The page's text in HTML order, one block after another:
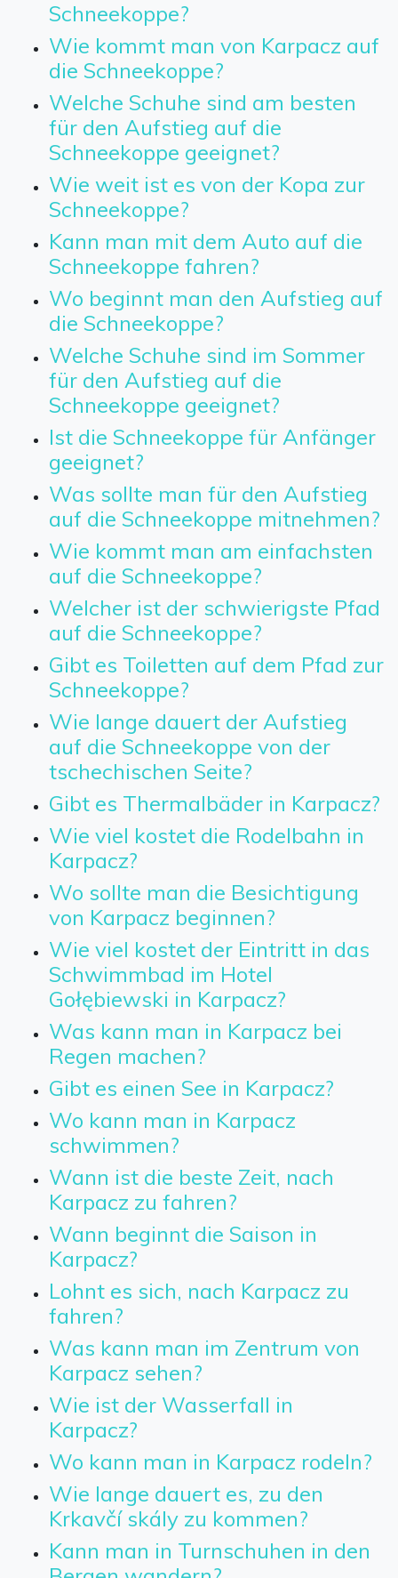
Schneekoppe?
Wie kommt man von Karpacz auf
die Schneekoppe?
Welche Schuhe sind am besten
für den Aufstieg auf die
Schneekoppe geeignet?
Wie weit ist es von der Kopa zur
Schneekoppe?
Kann man mit dem Auto auf die
Schneekoppe fahren?
Wo beginnt man den Aufstieg auf
die Schneekoppe?
Welche Schuhe sind im Sommer
für den Aufstieg auf die
Schneekoppe geeignet?
Ist die Schneekoppe für Anfänger
geeignet?
Was sollte man für den Aufstieg
auf die Schneekoppe mitnehmen?
Wie kommt man am einfachsten
auf die Schneekoppe?
Welcher ist der schwierigste Pfad
auf die Schneekoppe?
Gibt es Toiletten auf dem Pfad zur
Schneekoppe?
Wie lange dauert der Aufstieg
auf die Schneekoppe von der
tschechischen Seite?
Gibt es Thermalbäder in Karpacz?
Wie viel kostet die Rodelbahn in
Karpacz?
Wo sollte man die Besichtigung
von Karpacz beginnen?
Wie viel kostet der Eintritt in das
Schwimmbad im Hotel
Gołębiewski in Karpacz?
Was kann man in Karpacz bei
Regen machen?
Gibt es einen See in Karpacz?
Wo kann man in Karpacz
schwimmen?
Wann ist die beste Zeit, nach
Karpacz zu fahren?
Wann beginnt die Saison in
Karpacz?
Lohnt es sich, nach Karpacz zu
fahren?
Was kann man im Zentrum von
Karpacz sehen?
Wie ist der Wasserfall in
Karpacz?
Wo kann man in Karpacz rodeln?
Wie lange dauert es, zu den
Krkavčí skály zu kommen?
Kann man in Turnschuhen in den